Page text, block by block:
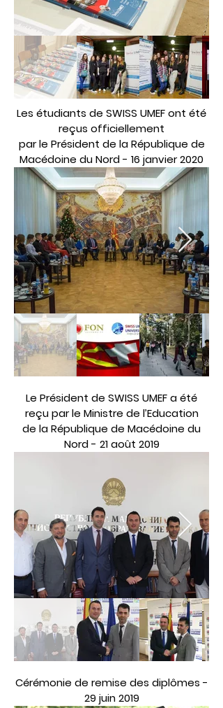
Les étudiants de SWISS UMEF ont été
reçus officiellement
parle Président de la République de
Macédoine du Nord- 16 janvier 2020
Le Président de SWISS UMEF a été
reçu par le Ministre de l’Education
de la République de Macédoine du
Nord - 21 août 2019
Cérémonie de remise des diplômes -
29 juin 2019